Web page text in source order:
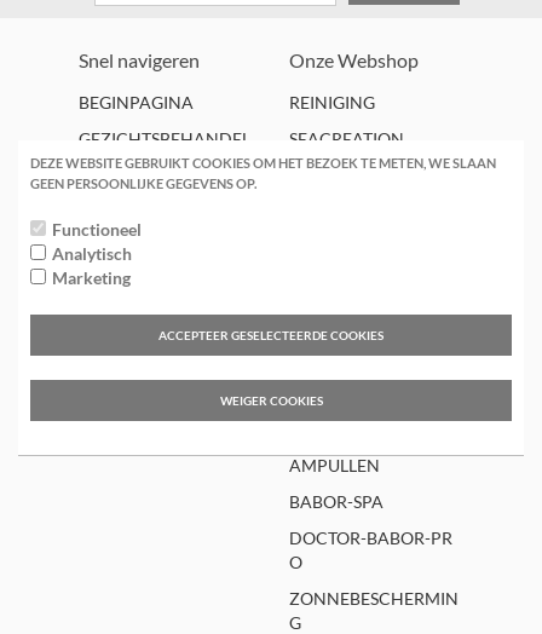
Snel navigeren
BEGINPAGINA
GEZICHTSBEHANDEL
INGEN
MICRODERMABRASI
E
Onze Webshop
REINIGING
SEACREATION
HSR
CADEAUBONNEN
NIEUW
CADEAUSETS
AMPULLEN
BABOR-SPA
DOCTOR-BABOR-PR
O
ZONNEBESCHERMIN
G
DEZE WEBSITE GEBRUIKT COOKIES OM HET BEZOEK TE METEN, WE SLAAN
GEEN PERSOONLIJKE GEGEVENS OP.
Functioneel
Analytisch
Marketing
ACCEPTEER GESELECTEERDE COOKIES
WEIGER COOKIES